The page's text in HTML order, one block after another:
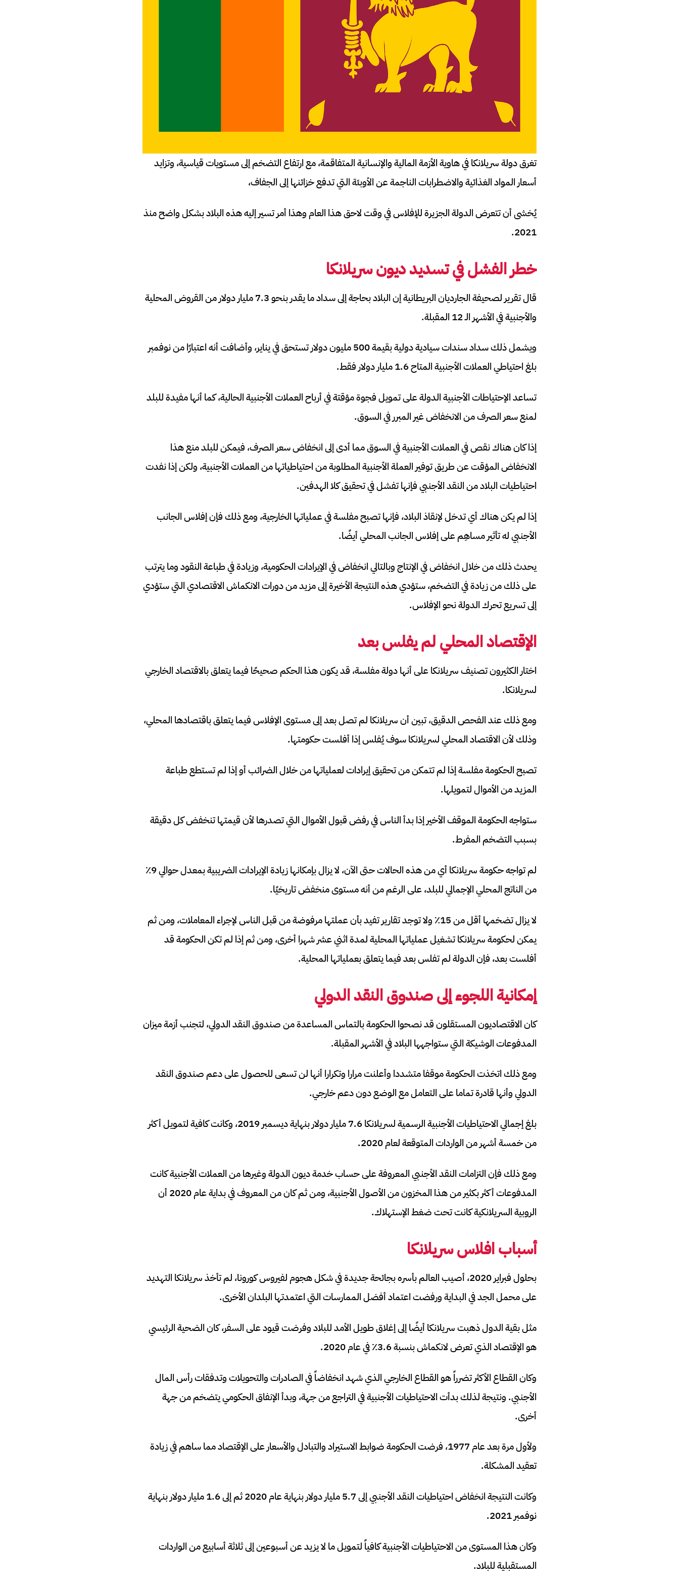
تغرق دولة سريلانكا في هاوية الأزمة المالية والإنسانية المتفاقمة، مع ارتفاع التضخم إلى مستويات قياسية، وتزايد
أسعار المواد الغذائية والاضطرابات الناجمة عن الأوبئة التي تدفع خزائنها إلى الجفاف،
يُخشى أن تتعرض الدولة الجزيرة للإفلاس في وقت لاحق هذا العام وهذا أمر تسير إليه هذه البلاد بشكل واضح منذ
2021.
خطر الفشل في تسديد ديون سريلانكا
قال تقرير لصحيفة الجارديان البريطانية إن البلاد بحاجة إلى سداد ما يقدر بنحو 7.3 مليار دولار من القروض المحلية
والأجنبية في الأشهر الـ 12 المقبلة.
ويشمل ذلك سداد سندات سيادية دولية بقيمة 500 مليون دولار تستحق في يناير، وأضافت أنه اعتبارًا من نوفمبر
بلغ احتياطي العملات الأجنبية المتاح 1.6 مليار دولار فقط.
تساعد الإحتياطات الأجنبية الدولة على تمويل فجوة مؤقتة في أرباح العملات الأجنبية الحالية، كما أنها مفيدة للبلد
لمنع سعر الصرف من الانخفاض غير المبرر في السوق.
إذا كان هناك نقص في العملات الأجنبية في السوق مما أدى إلى انخفاض سعر الصرف، فيمكن للبلد منع هذا
الانخفاض المؤقت عن طريق توفير العملة الأجنبية المطلوبة من احتياطياتها من العملات الأجنبية، ولكن إذا نفدت
احتياطيات البلاد من النقد الأجنبي فإنها تفشل في تحقيق كلا الهدفين.
إذا لم يكن هناك أي تدخل لإنقاذ البلاد، فإنها تصبح مفلسة في عملياتها الخارجية، ومع ذلك فإن إفلاس الجانب
الأجنبي له تأثير مساهِم على إفلاس الجانب المحلي أيضًا.
يحدث ذلك من خلال انخفاض في الإنتاج وبالتالي انخفاض في الإيرادات الحكومية، وزيادة في طباعة النقود وما يترتب
على ذلك من زيادة في التضخم، ستؤدي هذه النتيجة الأخيرة إلى مزيد من دورات الانكماش الاقتصادي التي ستؤدي
إلى تسريع تحرك الدولة نحو الإفلاس.
الإقتصاد المحلي لم يفلس بعد
اختار الكثيرون تصنيف سريلانكا على أنها دولة مفلسة، قد يكون هذا الحكم صحيحًا فيما يتعلق بالاقتصاد الخارجي
لسريلانكا.
ومع ذلك عند الفحص الدقيق، تبين أن سريلانكا لم تصل بعد إلى مستوى الإفلاس فيما يتعلق باقتصادها المحلي،
وذلك لأن الاقتصاد المحلي لسريلانكا سوف يُفلس إذا أفلست حكومتها.
تصبح الحكومة مفلسة إذا لم تتمكن من تحقيق إيرادات لعملياتها من خلال الضرائب أو إذا لم تستطع طباعة
المزيد من الأموال لتمويلها.
ستواجه الحكومة الموقف الأخير إذا بدأ الناس في رفض قبول الأموال التي تصدرها لأن قيمتها تنخفض كل دقيقة
بسبب التضخم المفرط.
لم تواجه حكومة سريلانكا أي من هذه الحالات حتى الآن، لا يزال بإمكانها زيادة الإيرادات الضريبية بمعدل حوالي 9٪
من الناتج المحلي الإجمالي للبلد، على الرغم من أنه مستوى منخفض تاريخيًا.
لا يزال تضخمها أقل من 15٪ ولا توجد تقارير تفيد بأن عملتها مرفوضة من قبل الناس لإجراء المعاملات، ومن ثم
يمكن لحكومة سريلانكا تشغيل عملياتها المحلية لمدة اثني عشر شهرا أخرى، ومن ثم إذا لم تكن الحكومة قد
أفلست بعد، فإن الدولة لم تفلس بعد فيما يتعلق بعملياتها المحلية.
إمكانية اللجوء إلى صندوق النقد الدولي
كان الاقتصاديون المستقلون قد نصحوا الحكومة بالتماس المساعدة من صندوق النقد الدولي، لتجنب أزمة ميزان
المدفوعات الوشيكة التي ستواجهها البلاد في الأشهر المقبلة.
ومع ذلك اتخذت الحكومة موقفا متشددا وأعلنت مرارا وتكرارا أنها لن تسعى للحصول على دعم صندوق النقد
الدولي وأنها قادرة تماما على التعامل مع الوضع دون دعم خارجي.
بلغ إجمالي الاحتياطيات الأجنبية الرسمية لسريلانكا 7.6 مليار دولار بنهاية ديسمبر 2019، وكانت كافية لتمويل أكثر
من خمسة أشهر من الواردات المتوقعة لعام 2020.
ومع ذلك فإن التزامات النقد الأجنبي المعروفة على حساب خدمة ديون الدولة وغيرها من العملات الأجنبية كانت
المدفوعات أكثر بكثير من هذا المخزون من الأصول الأجنبية، ومن ثم كان من المعروف في بداية عام 2020 أن
الروبية السريلانكية كانت تحت ضغط الإستهلاك.
أسباب افلاس سريلانكا
بحلول فبراير 2020، أصيب العالم بأسره بجائحة جديدة في شكل هجوم لفيروس كورونا، لم تأخذ سريلانكا التهديد
على محمل الجد في البداية ورفضت اعتماد أفضل الممارسات التي اعتمدتها البلدان الأخرى.
مثل بقية الدول ذهبت سريلانكا أيضًا إلى إغلاق طويل الأمد للبلاد وفرضت قيود على السفر، كان الضحية الرئيسي
هو الإقتصاد الذي تعرض لانكماش بنسبة 3.6٪ في عام 2020.
وكان القطاع الأكثر تضرراً هو القطاع الخارجي الذي شهد انخفاضاً في الصادرات والتحويلات وتدفقات رأس المال
الأجنبي. ونتيجة لذلك بدأت الاحتياطيات الأجنبية في التراجع من جهة، وبدأ الإنفاق الحكومي يتضخم من جهة
أخرى.
ولأول مرة بعد عام 1977، فرضت الحكومة ضوابط الاستيراد والتبادل والأسعار على الإقتصاد مما ساهم في زيادة
تعقيد المشكلة.
وكانت النتيجة انخفاض احتياطيات النقد الأجنبي إلى 5.7 مليار دولار بنهاية عام 2020 ثم إلى 1.6 مليار دولار بنهاية
نوفمبر 2021.
وكان هذا المستوى من الاحتياطيات الأجنبية كافياً لتمويل ما لا يزيد عن أسبوعين إلى ثلاثة أسابيع من الواردات
المستقبلية للبلاد.